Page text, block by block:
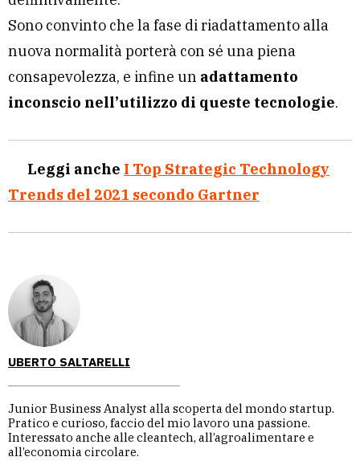
UBERTO SALTARELLI
Junior Business Analyst alla scoperta del mondo startup.
Pratico e curioso, faccio del mio lavoro una passione.
Interessato anche alle cleantech, all’agroalimentare e
all’economia circolare.
Sono convinto che la fase di riadattamento alla
nuova normalità porterà con sé una piena
consapevolezza, e infine un adattamento
inconscio nell’utilizzo di queste tecnologie.
Leggi anche I Top Strategic Technology
Trends del 2021 secondo Gartner